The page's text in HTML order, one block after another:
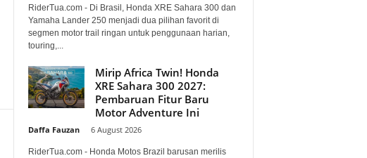
RiderTua.com - Di Brasil, Honda XRE Sahara 300 dan
Yamaha Lander 250 menjadi dua pilihan favorit di
segmen motor trail ringan untuk penggunaan harian,
touring,...
Mirip Africa Twin! Honda
XRE Sahara 300 2027:
Pembaruan Fitur Baru
Motor Adventure Ini
Daffa Fauzan 6 August 2026
RiderTua.com - Honda Motos Brazil barusan merilis